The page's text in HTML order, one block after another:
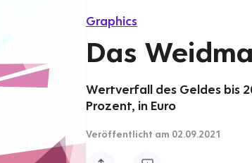
Graphics
Das
Wertverfall des Geldes bis
Prozent, in Euro
Veröffentlicht am 02.09.2021